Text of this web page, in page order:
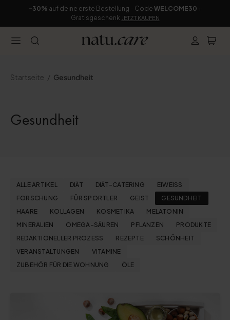
-30% auf deine erste Bestellung - Code WELCOME30 +
Gratisgeschenk JETZT KAUFEN
Startseite Gesundheit
Gesundheit
ALLE ARTIKEL DIÄT DIÄT-CATERING
EIWEISS
FORSCHUNG
FÜR SPORTLER GEIST
GESUNDHEIT
HAARE
KOLLAGEN KOSMETIKA
MELATONIN
MINERALIEN
OMEGA-SÄUREN PFLANZEN
PRODUKTE
REDAKTIONELLER PROZESS
REZEPTE
SCHÖNHEIT
VERANSTALTUNGEN
VITAMINE
ZUBEHÖR FÜR DIE WOHNUNG
ÖLE